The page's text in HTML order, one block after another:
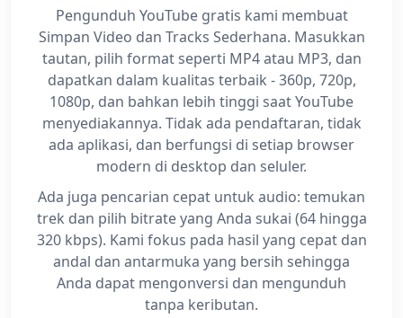
Pengunduh YouTube gratis kami membuat
Simpan Video dan Tracks Sederhana. Masukkan
tautan, pilih format seperti MP4 atau MP3, dan
dapatkan dalam kualitas terbaik - 360p, 720p,
1080p, dan bahkan lebih tinggi saat YouTube
menyediakannya. Tidak ada pendaftaran, tidak
ada aplikasi, dan berfungsi di setiap browser
modern di desktop dan seluler.
Ada juga pencarian cepat untuk audio: temukan
trek dan pilih bitrate yang Anda sukai (64 hingga
320 kbps). Kami fokus pada hasil yang cepat dan
andal dan antarmuka yang bersih sehingga
Anda dapat mengonversi dan mengunduh
tanpa keributan.